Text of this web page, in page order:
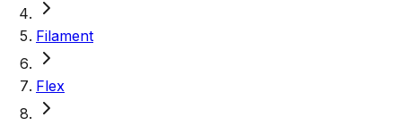
Filament
Flex